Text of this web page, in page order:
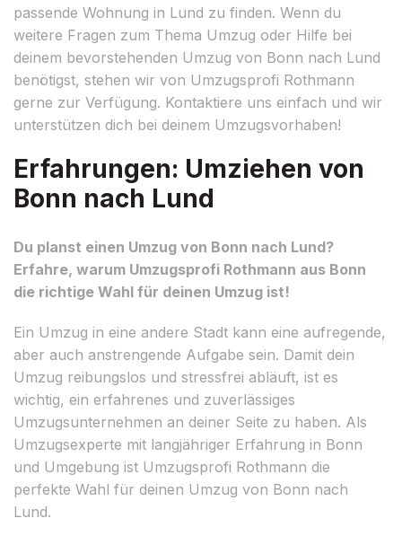
passende Wohnung in Lund zu finden. Wenn du
weitere Fragen zum Thema Umzug oder Hilfe bei
deinem bevorstehenden Umzug von Bonn nach Lund
benötigst, stehen wir von Umzugsprofi Rothmann
gerne zur Verfügung. Kontaktiere uns einfach und wir
unterstützen dich bei deinem Umzugsvorhaben!
Erfahrungen: Umziehen von
Bonn nach Lund
Du planst einen Umzug von Bonn nach Lund?
Erfahre, warum Umzugsprofi Rothmann aus Bonn
die richtige Wahl für deinen Umzug ist!
Ein Umzug in eine andere Stadt kann eine aufregende,
aber auch anstrengende Aufgabe sein. Damit dein
Umzug reibungslos und stressfrei abläuft, ist es
wichtig, ein erfahrenes und zuverlässiges
Umzugsunternehmen an deiner Seite zu haben. Als
Umzugsexperte mit langjähriger Erfahrung in Bonn
und Umgebung ist Umzugsprofi Rothmann die
perfekte Wahl für deinen Umzug von Bonn nach
Lund.